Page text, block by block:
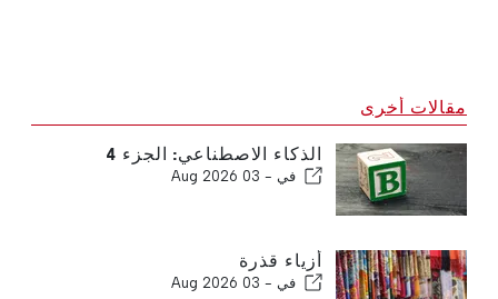
مقالات أخرى
الذكاء الاصطناعي: الجزء 4
في - 03 Aug 2026
أزياء قذرة
في - 03 Aug 2026